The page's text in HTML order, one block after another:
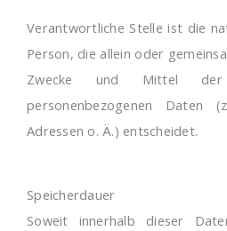
Verantwortliche Stelle ist die
Person, die allein oder
Zwecke und Mittel der
personenbezogenen Daten
Adressen o. Ä.) entscheidet.
Speicherdauer
Soweit innerhalb dieser